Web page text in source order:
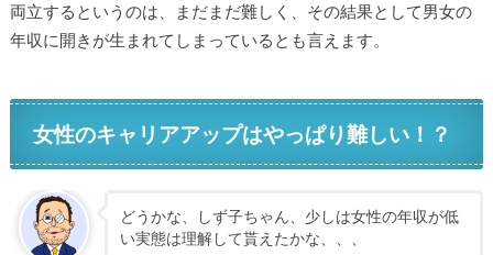
両立するというのは、まだまだ難しく、その結果として男女の
年収に開きが生まれてしまっているとも言えます。
女性のキャリアアップはやっぱり難しい！？
どうかな、しず子ちゃん、少しは女性の年収が低
い実態は理解して貰えたかな、、、